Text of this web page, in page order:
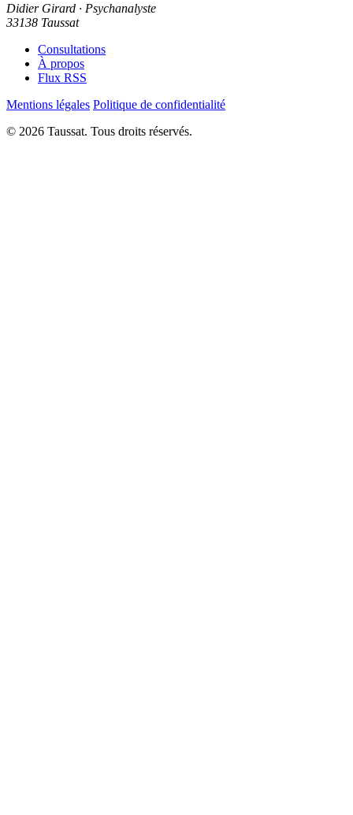
Didier Girard · Psychanalyste
33138 Taussat
Consultations
À propos
Flux RSS
Mentions légales Politique de confidentialité
© 2026 Taussat. Tous droits réservés.